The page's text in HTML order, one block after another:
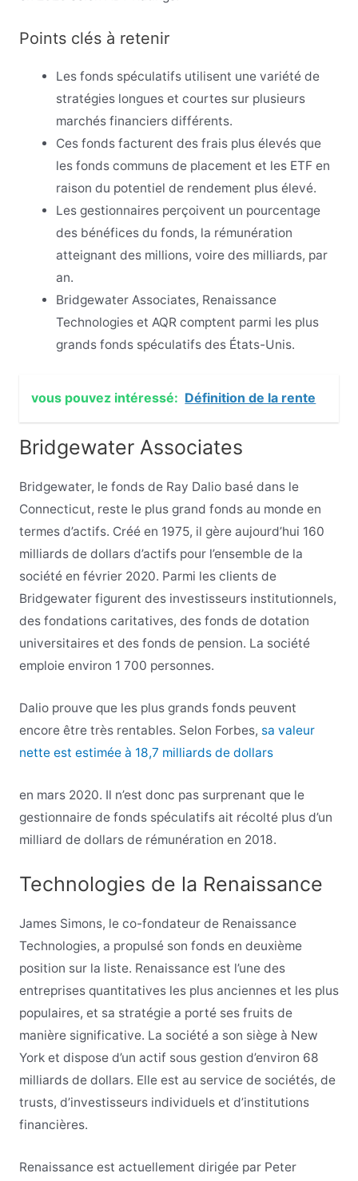
Points clés à retenir
Les fonds spéculatifs utilisent une variété de
stratégies longues et courtes sur plusieurs
marchés financiers différents.
Ces fonds facturent des frais plus élevés que
les fonds communs de placement et les ETF en
raison du potentiel de rendement plus élevé.
Les gestionnaires perçoivent un pourcentage
des bénéfices du fonds, la rémunération
atteignant des millions, voire des milliards, par
an.
Bridgewater Associates, Renaissance
Technologies et AQR comptent parmi les plus
grands fonds spéculatifs des États-Unis.
vous pouvez intéressé: Définition de la rente
Bridgewater Associates
Bridgewater, le fonds de Ray Dalio basé dans le
Connecticut, reste le plus grand fonds au monde en
termes d’actifs. Créé en 1975, il gère aujourd’hui 160
milliards de dollars d’actifs pour l’ensemble de la
société en février 2020. Parmi les clients de
Bridgewater figurent des investisseurs institutionnels,
des fondations caritatives, des fonds de dotation
universitaires et des fonds de pension. La société
emploie environ 1 700 personnes.
Dalio prouve que les plus grands fonds peuvent
encore être très rentables. Selon Forbes, sa valeur
nette est estimée à 18,7 milliards de dollars
en mars 2020. Il n’est donc pas surprenant que le
gestionnaire de fonds spéculatifs ait récolté plus d’un
milliard de dollars de rémunération en 2018.
Technologies de la Renaissance
James Simons, le co-fondateur de Renaissance
Technologies, a propulsé son fonds en deuxième
position sur la liste. Renaissance est l’une des
entreprises quantitatives les plus anciennes et les plus
populaires, et sa stratégie a porté ses fruits de
manière significative. La société a son siège à New
York et dispose d’un actif sous gestion d’environ 68
milliards de dollars. Elle est au service de sociétés, de
trusts, d’investisseurs individuels et d’institutions
financières.
Renaissance est actuellement dirigée par Peter